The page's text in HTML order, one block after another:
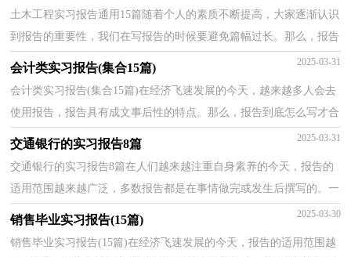
土木工程实习报告通用15篇随着个人的素质不断提高，大家逐渐认识
到报告的重要性，我们在写报告的时候要避免篇幅过长。那么，报告
到底怎么写才合适呢？下面是小编为大家整理的土木工...
会计类实习报告(集合15篇) 2025-03-31
会计类实习报告(集合15篇)在经济飞速发展的今天，越来越多人会去
使用报告，报告具有成文事后性的特点。那么，报告到底怎么写才合
适呢？下面是小编收集整理的会计类实习报告，欢迎阅读...
交通银行的实习报告8篇 2025-03-31
交通银行的实习报告8篇在人们越来越注重自身素养的今天，报告的
适用范围越来越广泛，多数报告都是在事情做完或发生后撰写的。一
听到写报告马上头昏脑涨？下面是小编整理的交通银...
销售毕业实习报告(15篇) 2025-03-30
销售毕业实习报告(15篇)在经济飞速发展的今天，报告的适用范围越